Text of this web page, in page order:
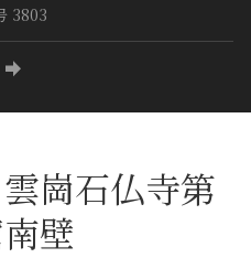
3803
崗石仏寺第
壁